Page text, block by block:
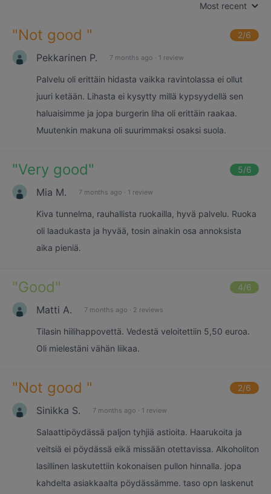
Most recent
"Not good " 2/6
Pekkarinen P. 7 months ago · 1 review
Palvelu oli erittäin hidasta vaikka ravintolassa ei ollut
juuri ketään. Lihasta ei kysytty millä kypsyydellä sen
haluaisimme ja jopa burgerin liha oli erittäin raakaa.
Muutenkin makuna oli suurimmaksi osaksi suola.
"Very good" 5/6
Mia M. 7 months ago · 1 review
Kiva tunnelma, rauhallista ruokailla, hyvä palvelu. Ruoka
oli laadukasta ja hyvää, tosin ainakin osa annoksista
aika pieniä.
"Good" 4/6
Matti A. 7 months ago · 2 reviews
Tilasin hiilihappovettä. Vedestä veloitettiin 5,50 euroa.
Oli mielestäni vähän liikaa.
"Not good " 2/6
Sinikka S. 7 months ago · 1 review
Salaattipöydässä paljon tyhjiä astioita. Haarukoita ja
veitsiä ei pöydässä eikä missään otettavissa. Alkoholiton
lasillinen laskutettiin kokonaisen pullon hinnalla. jopa
kahdelta asiakkaalta pöydässämme. taso opn laskenut